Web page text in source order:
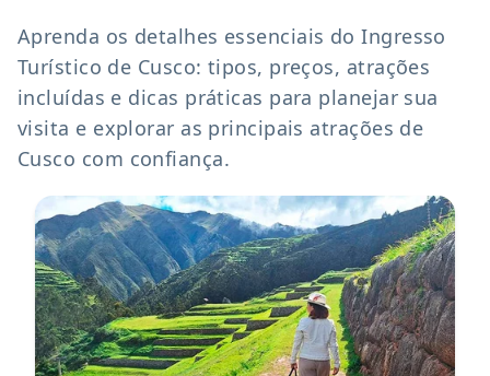
Aprenda os detalhes essenciais do Ingresso
Turístico de Cusco: tipos, preços, atrações
incluídas e dicas práticas para planejar sua
visita e explorar as principais atrações de
Cusco com confiança.